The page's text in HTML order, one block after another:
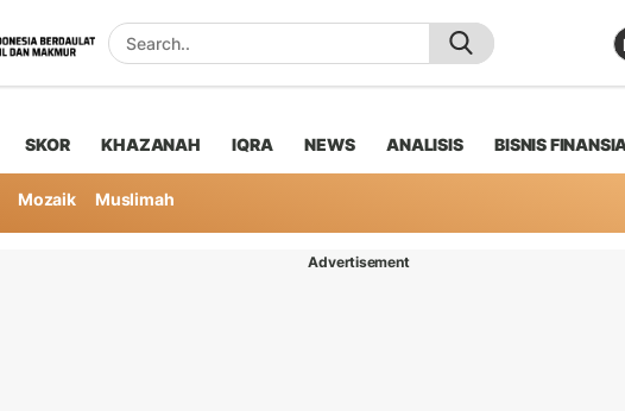
SKOR KHAZANAH IQRA NEWS ANALISIS BISNIS
Mozaik Muslimah
Advertisement